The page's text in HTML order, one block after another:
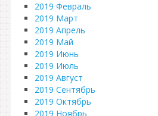
2019 Февраль
2019 Март
2019 Апрель
2019 Май
2019 Июнь
2019 Июль
2019 Август
2019 Сентябрь
2019 Октябрь
2019 Ноябрь